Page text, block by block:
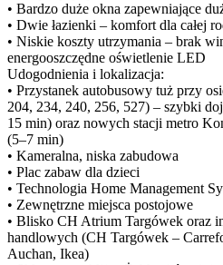
• Bardzo duże okna zapewniające
• Dwie łazienki – komfort dla całej
• Niskie koszty utrzymania – brak
energooszczędne oświetlenie LED
Udogodnienia i lokalizacja:
• Przystanek autobusowy tuż przy
204, 234, 240, 256, 527) – szybki
15 min) oraz nowych stacji metro
(5–7 min)
• Kameralna, niska zabudowa
• Plac zabaw dla dzieci
• Technologia Home Management
• Zewnętrzne miejsca postojowe
• Blisko CH Atrium Targówek oraz
handlowych (CH Targówek –
Auchan, Ikea)